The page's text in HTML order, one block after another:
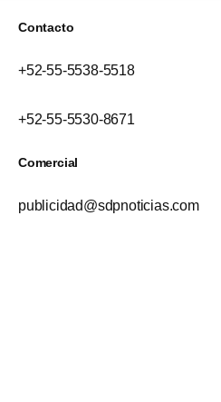
Contacto
+52-55-5538-5518
+52-55-5530-8671
Comercial
publicidad@sdpnoticias.com